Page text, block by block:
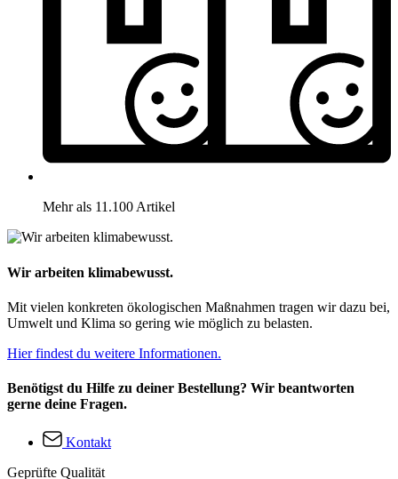
Mehr als 11.100 Artikel
Wir arbeiten klimabewusst.
Mit vielen konkreten ökologischen Maßnahmen tragen wir dazu bei,
Umwelt und Klima so gering wie möglich zu belasten.
Hier findest du weitere Informationen.
Benötigst du Hilfe zu deiner Bestellung? Wir beantworten
gerne deine Fragen.
Kontakt
Geprüfte Qualität